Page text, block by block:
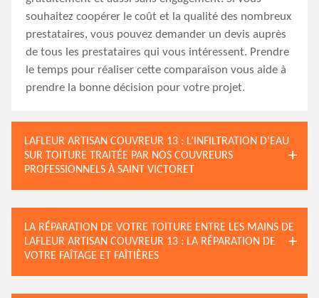
souhaitez coopérer le coût et la qualité des nombreux
prestataires, vous pouvez demander un devis auprès
de tous les prestataires qui vous intéressent. Prendre
le temps pour réaliser cette comparaison vous aide à
prendre la bonne décision pour votre projet.
LAFLEUR ARTISAN COUVREUR 13 : L’INFILTRATION D’EAU
SUR TOITURE TRAITÉE PAR NOS COUVREURS
PROFESSIONNELS À SAINT VICTORET
LA RÉPARATION DE VOTRE TOITURE ENTRE LES MAINS DE
LAFLEUR ARTISAN COUVREUR 13 : LA RÉPARATION DE
VOTRE FAÎTAGE ET FAÎTIÈRES